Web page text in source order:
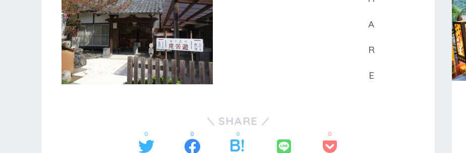
SHARE
0 0 0 0